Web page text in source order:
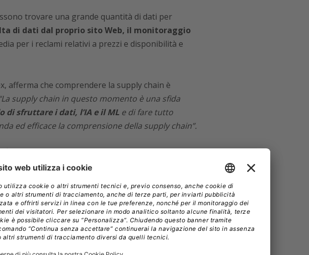
trovare una grande quantità di dati per
di dati dal proprio sito Web, il monitoraggio
per i reclami relativi a prezzi e disponibilità e
afferma che comprendere la supply chain è
supply chain in questo momento è una sfida
di sfruttare i dati, l’IA e il MLe di fare tutto
ed efficace la comprensione della supply chain”.
Officer (CDO)è quando ha effettivamente
in qualche modo”, afferma Laney.“E molte
Gartner ha condotto uno studio sul successo del
CDO hanno 3,5 volte più probabilità di ottenere
a termine iniziative di monetizzazione dei dati,
il ROI sui loro investimenti in BI o analisi dei